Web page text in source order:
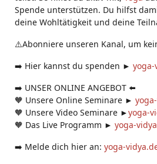
Spende unterstützen. Du hilfst
deine Wohltätigkeit und deine
⚠️Abonniere unseren Kanal, um
➡️ Hier kannst du spenden ►
➡️ UNSER ONLINE ANGEBOT ⬅️
🧡 Unsere Online Seminare ►
🧡 Unsere Video Seminare ►yoga-
🧡 Das Live Programm ► yoga-
➡️ Melde dich hier an: yoga-